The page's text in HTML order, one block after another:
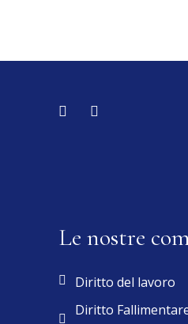
Le nostre
Diritto del lavoro
Diritto